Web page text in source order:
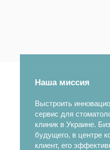
Наша миссия
Выстроить
сервис для
клиник в Украине.
будущего, в центре
клиент, его